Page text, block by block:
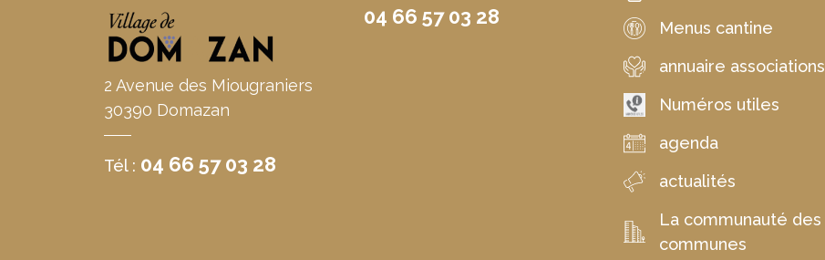
2 Avenue des Miougraniers
30390 Domazan
Tél : 04 66 57 03 28
04 66 57 03 28
Menus cantine
annuaire associations
Numéros utiles
agenda
actualités
La communauté des
communes